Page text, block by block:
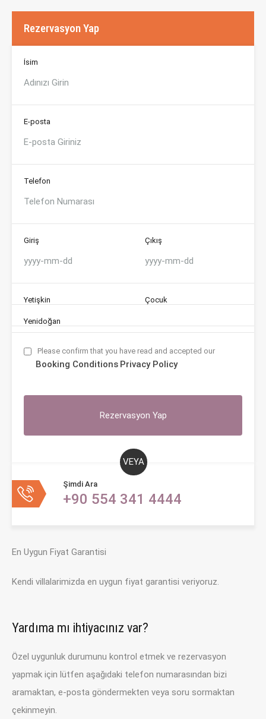
Rezervasyon Yap
İsim
E-posta
Telefon
Giriş Çıkış
Yetişkin Çocuk
Yenidoğan
Please confirm that you have read and accepted our
Booking Conditions Privacy Policy
VEYA
Şimdi Ara
+90 554 341 4444
En Uygun Fiyat Garantisi
Kendi villalarimizda en uygun fiyat garantisi veriyoruz.
Yardıma mı ihtiyacınız var?
Özel uygunluk durumunu kontrol etmek ve rezervasyon
yapmak için lütfen aşağıdaki telefon numarasından bizi
aramaktan, e-posta göndermekten veya soru sormaktan
çekinmeyin.